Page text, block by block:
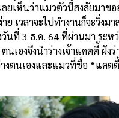
ห็นว่าแมวตัวนี้สงสัยมาขอ
เวลาจะไปทำงานก็จะวิ่งม
ที่ 3 ธ.ค. 64 ที่ผ่านมา ระ
เองจึงนำร่างเจ้าแคตตี้ ฝั
ตนเองและแมวที่ชื่อ “แคต